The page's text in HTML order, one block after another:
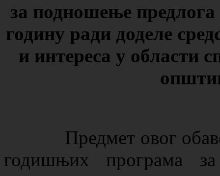
за подношење
годину ради доделе
и интереса у области
Предмет овог
годишњих програма